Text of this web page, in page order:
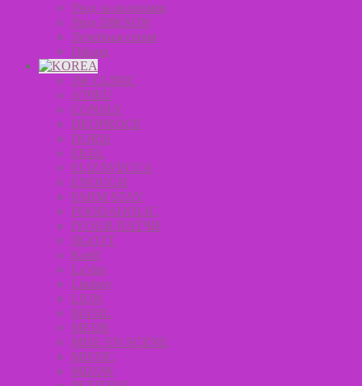
Уход за волосами
Уход DIKSON
Лечебная серия
Dikson
3W CLINIC
A’PIEU
CONSLY
DEOPROCE
DORIS
EKEL
ELIZAVECCA
ENOUGH
FARM STAY
FOODAHOLIC
IYOUB ПАТЧИ
JIGOTT
Koelf
La’dor
Lindsay
LION
MASIL
MEDB
MISE EN SCENE
MISTIC
MIZON